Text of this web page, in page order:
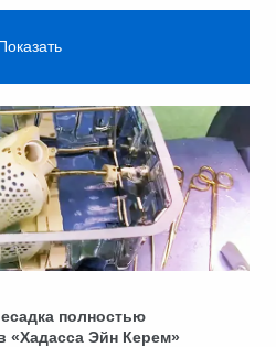
полностью
«Хадасса Эйн Керем»